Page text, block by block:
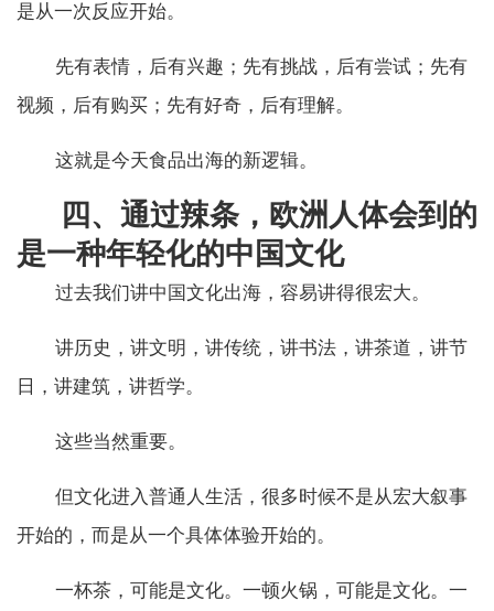
是从一次反应开始。
先有表情，后有兴趣；先有挑战，后有尝试；先有
视频，后有购买；先有好奇，后有理解。
这就是今天食品出海的新逻辑。
四、通过辣条，欧洲人体会到的
是一种年轻化的中国文化
过去我们讲中国文化出海，容易讲得很宏大。
讲历史，讲文明，讲传统，讲书法，讲茶道，讲节
日，讲建筑，讲哲学。
这些当然重要。
但文化进入普通人生活，很多时候不是从宏大叙事
开始的，而是从一个具体体验开始的。
一杯茶，可能是文化。一顿火锅，可能是文化。一